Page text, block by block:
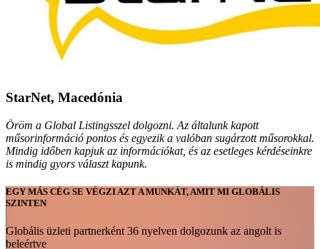
StarNet, Macedónia
Öröm a Global Listingsszel dolgozni. Az általunk kapott
műsorinformáció pontos és egyezik a valóban sugárzott műsorokkal.
Mindig időben kapjuk az információkat, és az esetleges kérdéseinkre
is mindig gyors választ kapunk.
EGY MÁS CÉG SE VÉGZI AZT A MUNKÁT, AMIT MI GLOBÁLIS
SZINTEN
Globális üzleti partnerként 36 nyelven dolgozunk az angolt is
beleértve